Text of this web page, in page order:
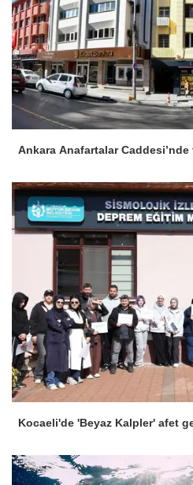
Ankara Anafartalar
Kocaeli'de 'Beyaz Kalpler' afet